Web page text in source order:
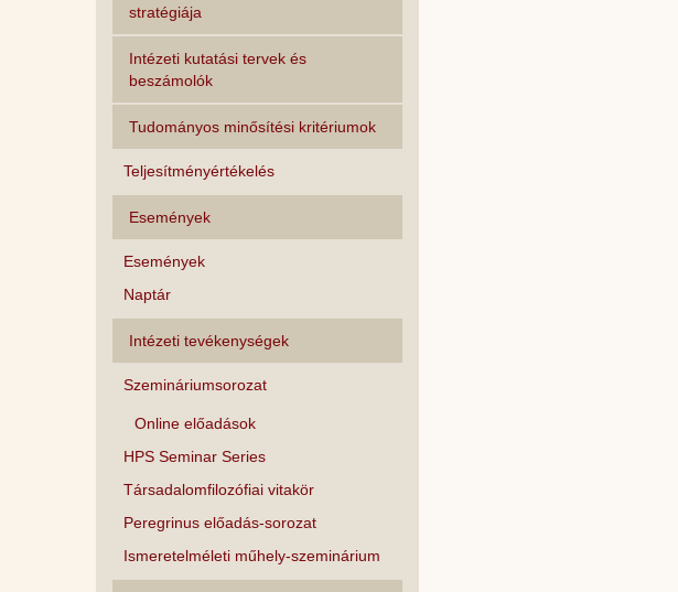
stratégiája
Intézeti kutatási tervek és
beszámolók
Tudományos minősítési kritériumok
Teljesítményértékelés
Események
Események
Naptár
Intézeti tevékenységek
Szemináriumsorozat
Online előadások
HPS Seminar Series
Társadalomfilozófiai vitakör
Peregrinus előadás-sorozat
Ismeretelméleti műhely-szeminárium